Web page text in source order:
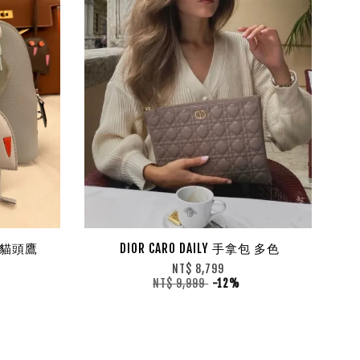
貓頭鷹
DIOR CARO DAILY 手拿包 多色
NT$ 8,799
NT$ 9,999 -12%